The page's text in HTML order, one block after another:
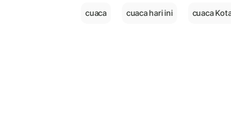
cuaca cuaca hari ini cuaca